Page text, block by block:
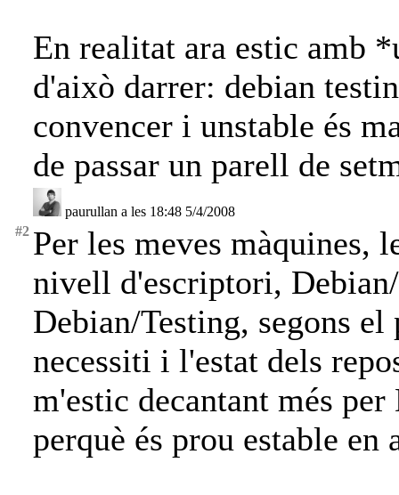
En realitat ara estic amb
d'això darrer: debian
convencer i unstable és
de passar un parell de
paurullan a les 18:48 5/4/2008
#2 Per les meves màquines,
nivell d'escriptori,
Debian/Testing, segons
necessiti i l'estat dels
m'estic decantant més
perquè és prou estable en